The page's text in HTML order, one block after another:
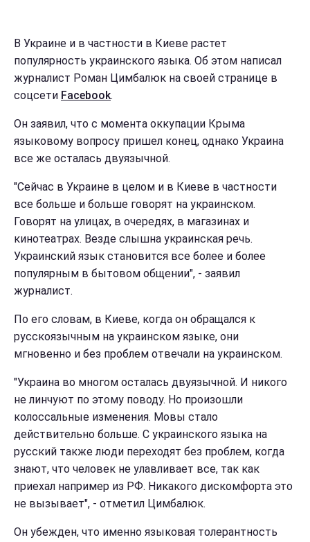
В Украине и в частности в Киеве растет
популярность украинского языка. Об этом написал
журналист Роман Цимбалюк на своей странице в
соцсети Facebook.
Он заявил, что с момента оккупации Крыма
языковому вопросу пришел конец, однако Украина
все же осталась двуязычной.
"Сейчас в Украине в целом и в Киеве в частности
все больше и больше говорят на украинском.
Говорят на улицах, в очередях, в магазинах и
кинотеатрах. Везде слышна украинская речь.
Украинский язык становится все более и более
популярным в бытовом общении", - заявил
журналист.
По его словам, в Киеве, когда он обращался к
русскоязычным на украинском языке, они
мгновенно и без проблем отвечали на украинском.
"Украина во многом осталась двуязычной. И никого
не линчуют по этому поводу. Но произошли
колоссальные изменения. Мовы стало
действительно больше. С украинского языка на
русский также люди переходят без проблем, когда
знают, что человек не улавливает все, так как
приехал например из РФ. Никакого дискомфорта это
не вызывает", - отметил Цимбалюк.
Он убежден, что именно языковая толерантность